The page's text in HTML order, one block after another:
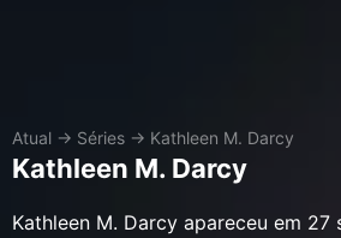
Atual → Séries → Kathleen M. Darcy
Kathleen M. Darcy
Kathleen M. Darcy apareceu em 27